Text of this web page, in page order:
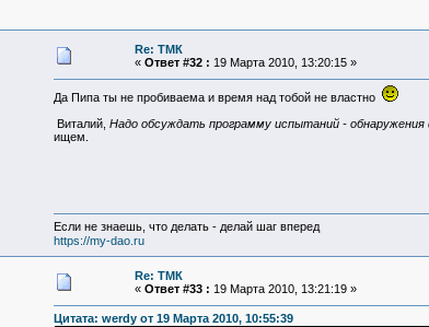
Re: ТМК
« Ответ #32 : 19 Марта 2010, 13:20:15 »
Да Пипа ты не пробиваема и время над тобой не властно
Виталий, Надо обсуждать программу испытаний - обнаружения
ищем.
Если не знаешь, что делать - делай шаг вперед
https://my-dao.ru
Re: ТМК
« Ответ #33 : 19 Марта 2010, 13:21:19 »
Цитата: werdy от 19 Марта 2010, 10:55:39